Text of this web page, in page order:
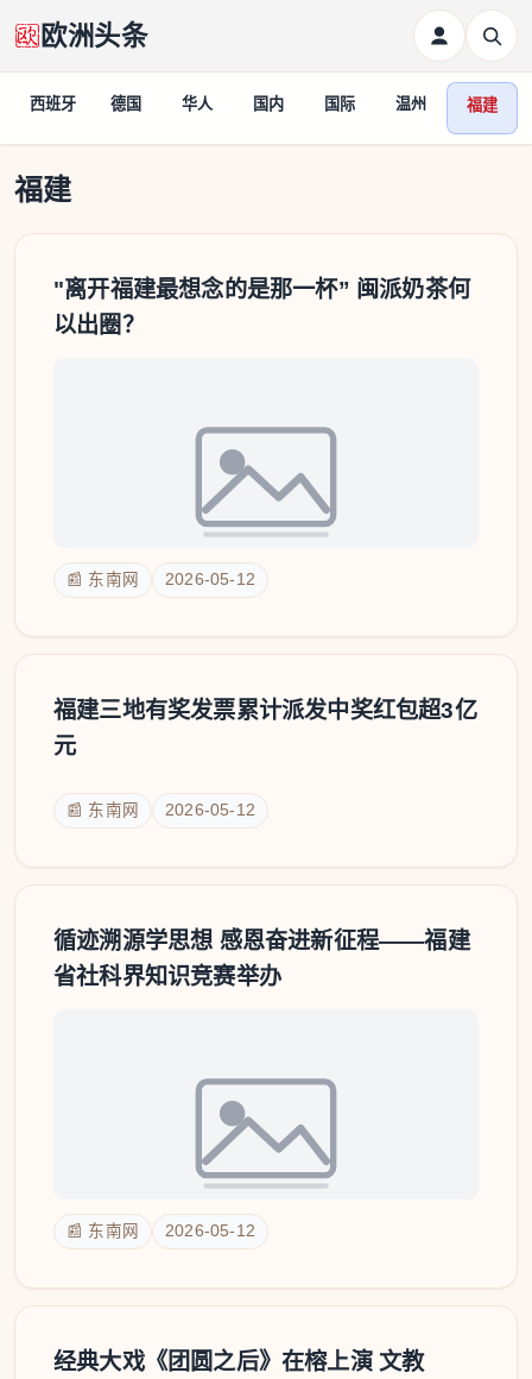
欧洲头条
西班牙 德国 华人 国内 国际 温州 福建
福建
福建
"离开福建最想念的是那一杯” 闽派奶茶何
以出圈？
📰 东南网 2026-05-12
福建三地有奖发票累计派发中奖红包超3亿
元
📰 东南网 2026-05-12
循迹溯源学思想 感恩奋进新征程——福建
省社科界知识竞赛举办
📰 东南网 2026-05-12
经典大戏《团圆之后》在榕上演 文教